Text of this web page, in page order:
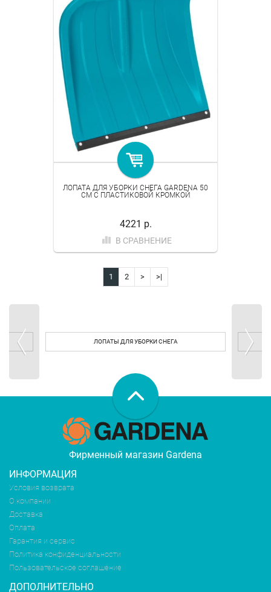
ЛОПАТА ДЛЯ УБОРКИ СНЕГА GARDENA 50
СМ C ПЛАСТИКОВОЙ КРОМКОЙ
4221 р.
В СРАВНЕНИЕ
1 2 > >|
ЛОПАТЫ ДЛЯ УБОРКИ СНЕГА
Фирменный магазин Gardena
ИНФОРМАЦИЯ
Условия возврата
О компании
Доставка
Оплата
Гарантия и сервис
Политика конфиденциальности
Пользовательское соглашение
ДОПОЛНИТЕЛЬНО